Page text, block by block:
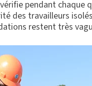
pendant
des travailleurs
restent très